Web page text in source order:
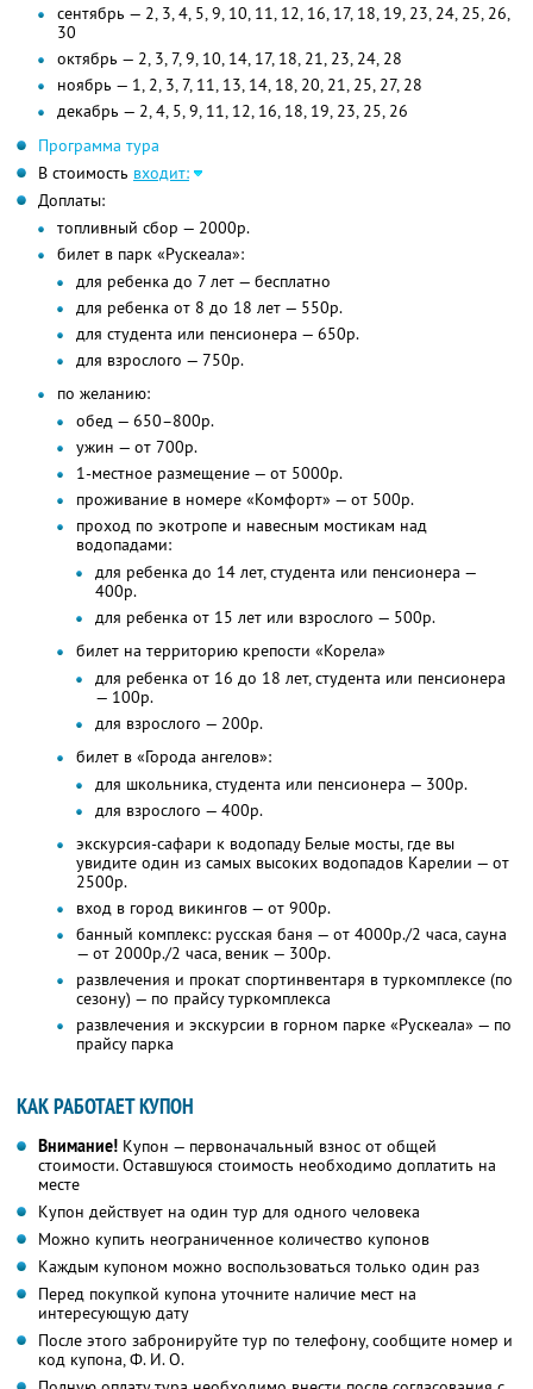
сентябрь — 2, 3, 4, 5, 9, 10, 11, 12, 16, 17, 18, 19, 23, 24, 25, 26,
30
октябрь — 2, 3, 7, 9, 10, 14, 17, 18, 21, 23, 24, 28
ноябрь — 1, 2, 3, 7, 11, 13, 14, 18, 20, 21, 25, 27, 28
декабрь — 2, 4, 5, 9, 11, 12, 16, 18, 19, 23, 25, 26
Программа тура
В стоимость входит:
Доплаты:
топливный сбор — 2000р.
билет в парк «Рускеала»:
для ребенка до 7 лет — бесплатно
для ребенка от 8 до 18 лет — 550р.
для студента или пенсионера — 650р.
для взрослого — 750р.
по желанию:
обед — 650–800р.
ужин — от 700р.
1-местное размещение — от 5000р.
проживание в номере «Комфорт» — от 500р.
проход по экотропе и навесным мостикам над
водопадами:
для ребенка до 14 лет, студента или пенсионера —
400р.
для ребенка от 15 лет или взрослого — 500р.
билет на территорию крепости «Корела»
для ребенка от 16 до 18 лет, студента или пенсионера
— 100р.
для взрослого — 200р.
билет в «Города ангелов»:
для школьника, студента или пенсионера — 300р.
для взрослого — 400р.
экскурсия-сафари к водопаду Белые мосты, где вы
увидите один из самых высоких водопадов Карелии — от
2500р.
вход в город викингов — от 900р.
банный комплекс: русская баня — от 4000р./2 часа, сауна
— от 2000р./2 часа, веник — 300р.
развлечения и прокат спортинвентаря в туркомплексе (по
сезону) — по прайсу туркомплекса
развлечения и экскурсии в горном парке «Рускеала» — по
прайсу парка
КАК РАБОТАЕТ КУПОН
Внимание! Купон — первоначальный взнос от общей
стоимости. Оставшуюся стоимость необходимо доплатить на
месте
Купон действует на один тур для одного человека
Можно купить неограниченное количество купонов
Каждым купоном можно воспользоваться только один раз
Перед покупкой купона уточните наличие мест на
интересующую дату
После этого забронируйте тур по телефону, сообщите номер и
код купона, Ф. И. О.